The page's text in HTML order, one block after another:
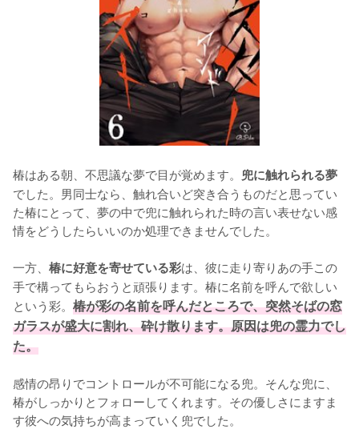
椿はある朝、不思議な夢で目が覚めます。 兜に触れられる夢
でした。男同士なら、触れ合いど突き合うものだと思ってい
た椿にとって、夢の中で兜に触れられた時の言い表せない感
情をどうしたらいいのか処理できませんでした。
一方、 椿に好意を寄せている彩は、彼に走り寄りあの手この
手で構ってもらおうと頑張ります。椿に名前を呼んで欲しい
という彩。 椿が彩の名前を呼んだところで、突然そばの窓
ガラスが盛大に割れ、砕け散ります。原因は兜の霊力でし
た。
感情の昂りでコントロールが不可能になる兜。そんな兜に、
椿がしっかりとフォローしてくれます。その優しさにますま
す彼への気持ちが高まっていく兜でした。